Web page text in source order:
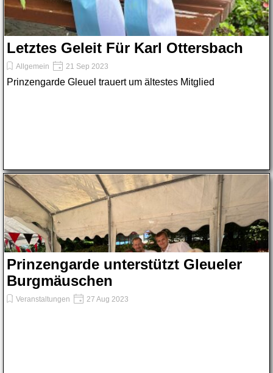
Letztes Geleit Für Karl Ottersbach
Allgemein 21 Sep 2023
Prinzengarde Gleuel trauert um ältestes Mitglied
Prinzengarde unterstützt Gleueler
Burgmäuschen
Veranstaltungen 27 Aug 2023